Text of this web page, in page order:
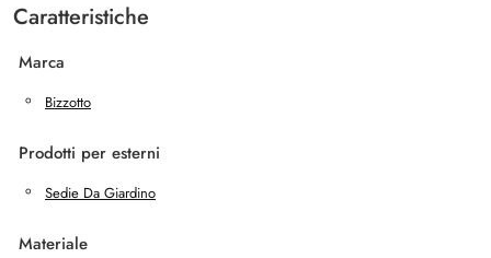
Caratteristiche
Marca
Bizzotto
Prodotti per esterni
Sedie Da Giardino
Materiale